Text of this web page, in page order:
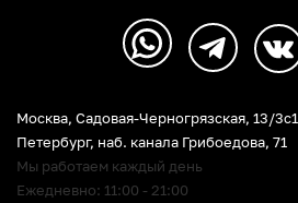
Москва, Садовая-Черногрязская, 13/3c1
Петербург, наб. канала Грибоедова, 71
Мы работаем каждый день
Ежедневно: 11:00 - 21:00